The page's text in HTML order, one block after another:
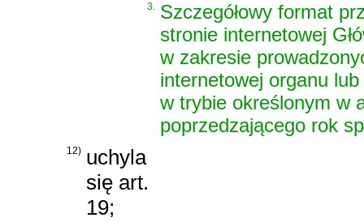
3. Szczegółowy format
stronie internetowej
w zakresie
internetowej organu
w trybie określonym w
poprzedzającego rok
12) uchyla
się art.
19;